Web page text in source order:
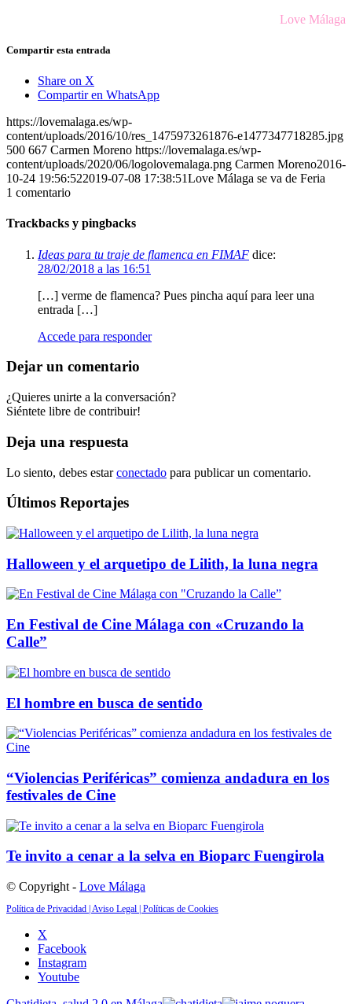
Love Málaga
Compartir esta entrada
Share on X
Compartir en WhatsApp
https://lovemalaga.es/wp-
content/uploads/2016/10/res_1475973261876-e1477347718285.jpg
500 667 Carmen Moreno https://lovemalaga.es/wp-
content/uploads/2020/06/logolovemalaga.png Carmen Moreno2016-
10-24 19:56:522019-07-08 17:38:51Love Málaga se va de Feria
1 comentario
Trackbacks y pingbacks
Ideas para tu traje de flamenca en FIMAF dice:
28/02/2018 a las 16:51
[…] verme de flamenca? Pues pincha aquí para leer una
entrada […]
Accede para responder
Dejar un comentario
¿Quieres unirte a la conversación?
Siéntete libre de contribuir!
Deja una respuesta
Lo siento, debes estarconectado para publicar un comentario.
Últimos Reportajes
Halloween y el arquetipo de Lilith, la luna negra
En Festival de Cine Málaga con «Cruzando la
Calle”
El hombre en busca de sentido
“Violencias Periféricas” comienza andadura en los
festivales de Cine
Te invito a cenar a la selva en Bioparc Fuengirola
© Copyright - Love Málaga
Política de Privacidad | Aviso Legal | Políticas de Cookies
X
Facebook
Instagram
Youtube